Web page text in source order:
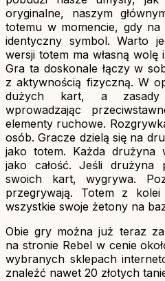
oryginalne, naszym
totemu w momencie, gdy
identyczny symbol. Warto
wersji totem ma własną
Gra ta doskonale łączy w
z aktywnością fizyczną. W
dużych kart, a zasady
wprowadzając
elementy ruchowe.
osób. Gracze dzielą się na
jako totem. Każda drużyna
jako całość. Jeśli drużyna
swoich kart, wygrywa.
przegrywają. Totem z
wszystkie swoje żetony na
Obie gry można już teraz
na stronie Rebel w cenie
wybranych sklepach
znaleźć nawet 20 złotych